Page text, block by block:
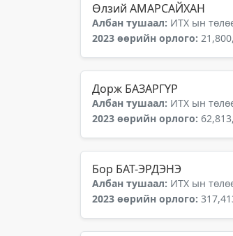
Өлзий АМАРСАЙХАН
Албан тушаал: ИТХ ын
2023 өөрийн орлого:
Дорж БАЗАРГҮР
Албан тушаал: ИТХ ын
2023 өөрийн орлого:
Бор БАТ-ЭРДЭНЭ
Албан тушаал: ИТХ ын
2023 өөрийн орлого: